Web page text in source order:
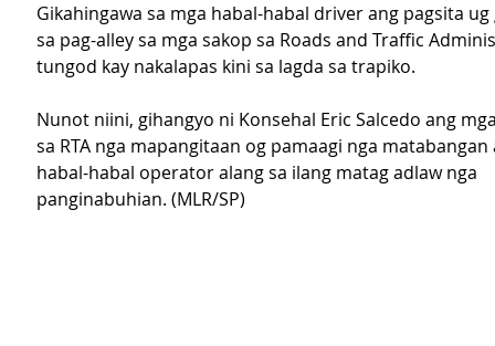
Gikahingawa sa mga habal-habal driver ang pagsita
sa pag-alley sa mga sakop sa Roads and Traffic
tungod kay nakalapas kini sa lagda sa trapiko.
Nunot niini, gihangyo ni Konsehal Eric Salcedo ang
sa RTA nga mapangitaan og pamaagi nga
habal-habal operator alang sa ilang matag adlaw nga
panginabuhian. (MLR/SP)